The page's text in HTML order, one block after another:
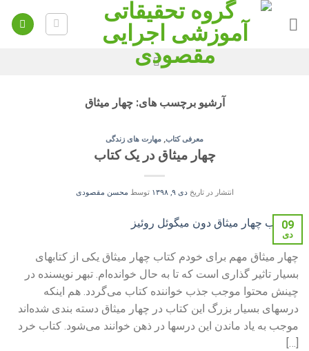
آرشیو برچسب های:چهار میثاق
معرفی کتاب, مهارت‌ های زندگی
چهار میثاق در یک کتاب
انتشار در تاریخدی ۹, ۱۳۹۸ توسط محسن مقصودی
09
دی
چهار میثاق مهم برای خودم کتاب چهار میثاق یکی از کتابهای
بسیار تاثیر گذاری است که تا به حال خوانده‌ام. تبهر نویسنده در
چینش محتوا موجب جذب خواننده کتاب می‌گردد. هم اینکه
درسهای بسیار بزرگ این کتاب در چهار میثاق دسته بندی شده‌اند
موجب به یاد ماندن این درسها در ذهن خوانند می‌شود. کتاب خرد
[…]